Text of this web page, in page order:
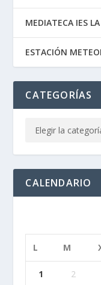
MEDIATECA IES
ESTACIÓN
CATEGORÍAS
CALENDARIO
L M
1 2